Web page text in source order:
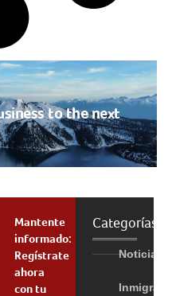
to the next
Mantente
informado:
Regístrate
ahora
con tu
Categorías
Noticias